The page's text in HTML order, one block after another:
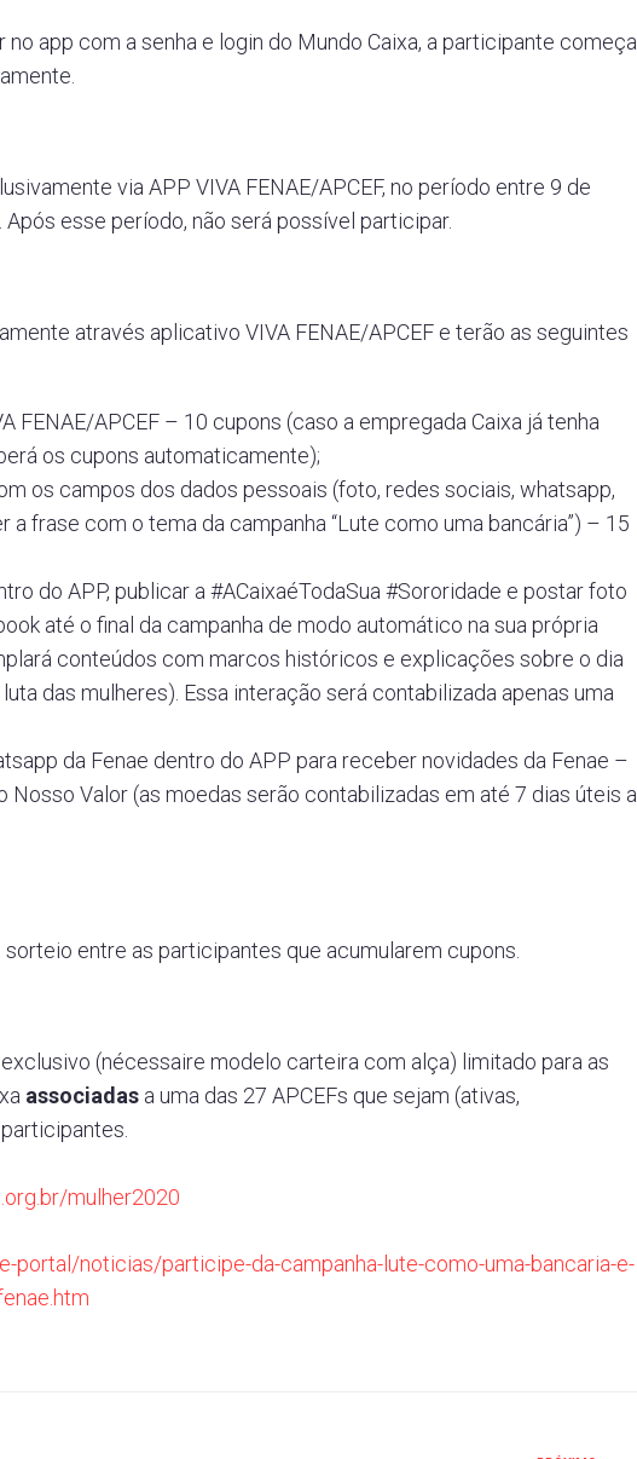
app com a senha e login do Mundo Caixa, a participante começa
via APP VIVA FENAE/APCEF, no período entre 9 de
esse período, não será possível participar.
através aplicativo VIVA FENAE/APCEF e terão as seguintes
FENAE/APCEF – 10 cupons (caso a empregada Caixa já tenha
os cupons automaticamente);
os campos dos dados pessoais (foto, redes sociais, whatsapp,
frase com o tema da campanha “Lute como uma bancária”) – 15
do APP, publicar a #ACaixaéTodaSua #Sororidade e postar foto
até o final da campanha de modo automático na sua própria
conteúdos com marcos históricos e explicações sobre o dia
das mulheres). Essa interação será contabilizada apenas uma
da Fenae dentro do APP para receber novidades da Fenae –
Nosso Valor (as moedas serão contabilizadas em até 7 dias úteis a
entre as participantes que acumularem cupons.
(nécessaire modelo carteira com alça) limitado para as
associadas a uma das 27 APCEFs que sejam (ativas,
mulher2020
portal/noticias/participe-da-campanha-lute-como-uma-bancaria-e-